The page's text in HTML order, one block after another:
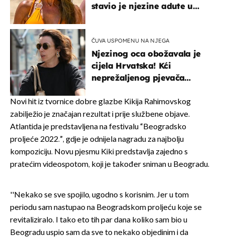
stavio je njezine adute u
ČUVA USPOMENU NA NJEGA
Njezinog oca obožavala je
cijela Hrvatska! Kći
neprežaljenog pjevača
kotača
Novi hit iz tvornice dobre glazbe Kikija Rahimovskog
zabilježio je značajan rezultat i prije službene objave.
Atlantida je predstavljena na festivalu “Beogradsko
proljeće 2022.”, gdje je odnijela nagradu za najbolju
kompoziciju. Novu pjesmu Kiki predstavlja zajedno s
pratećim videospotom, koji je također sniman u Beogradu.
''Nekako se sve spojilo, ugodno s korisnim. Jer u tom
periodu sam nastupao na Beogradskom proljeću koje se
revitaliziralo. I tako eto tih par dana koliko sam bio u
Beogradu uspio sam da sve to nekako objedinim i da